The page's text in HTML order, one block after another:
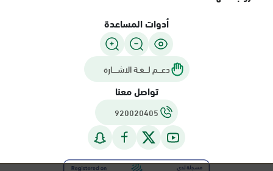
أدوات المساعدة
دعـــم لـــغـة الاشــــارة
تواصل معنا
920020405